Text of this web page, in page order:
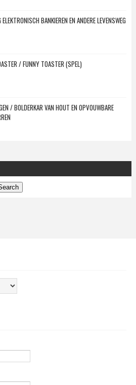
ELEKTRONISCH BANKIEREN EN ANDERE LEVENSWEG
/ FUNNY TOASTER (SPEL)
/ BOLDERKAR VAN HOUT EN OPVOUWBARE